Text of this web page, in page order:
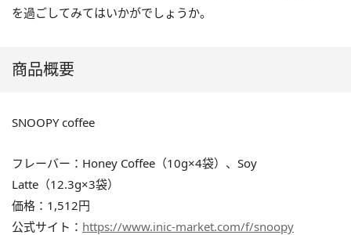
を過ごしてみてはいかがでしょうか。
商品概要
SNOOPY coffee
フレーバー：Honey Coffee（10g×4袋）、Soy
Latte（12.3g×3袋）
価格：1,512円
公式サイト： https://www.inic-market.com/f/snoopy